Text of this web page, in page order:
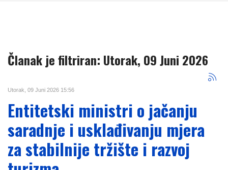
Članak je filtriran: Utorak, 09 Juni 2026
Utorak, 09 Juni 2026 15:56
Entitetski ministri o jačanju
saradnje i usklađivanju mjera
za stabilnije tržište i razvoj